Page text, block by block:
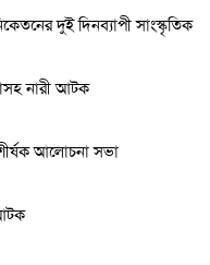
দুই দিনব্যাপী সাংস্কৃতিক
নারী আটক
আলোচনা সভা